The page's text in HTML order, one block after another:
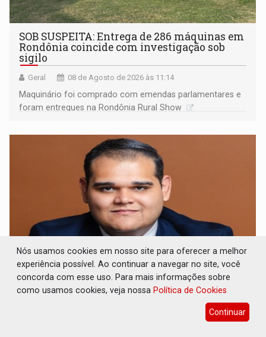
SOB SUSPEITA: Entrega de 286 máquinas em
Rondônia coincide com investigação sob
sigilo
Geral 08 de Agosto de 2026 às 11:14
Maquinário foi comprado com emendas parlamentares e
foram entregues na Rondônia Rural Show
ARTIGO: Reter até 50% no distrato
imobiliário é legal, mas não pode ser
Nós usamos cookies em nosso site para oferecer a melhor
experiência possível. Ao continuar a navegar no site, você
concorda com esse uso. Para mais informações sobre
como usamos cookies, veja nossa Política de Cookies
Continuar